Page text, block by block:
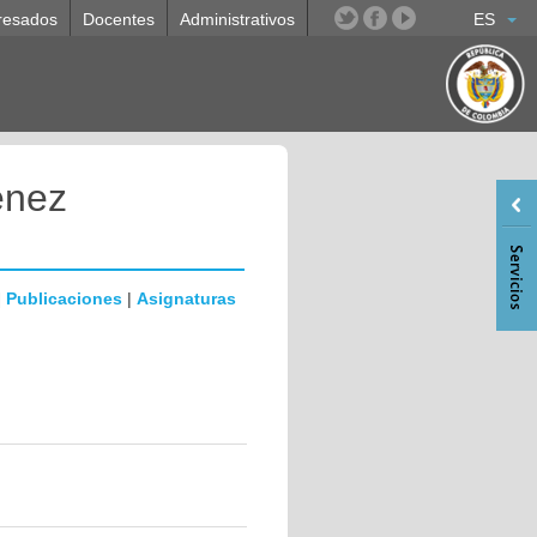
ES
Docentes Administrativos
Publicaciones | Asignaturas